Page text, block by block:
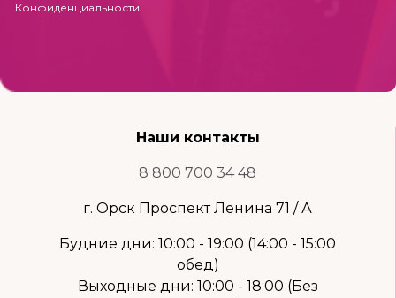
Конфиденциальности
Наши контакты
8 800 700 34 48
г. Орск Проспект Ленина 71 / А
Будние дни: 10:00 - 19:00 (14:00 - 15:00
обед)
Выходные дни: 10:00 - 18:00 (Без